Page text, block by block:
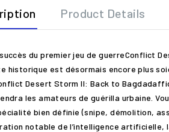
Product Details
du premier jeu de guerreConflict
historique est désormais encore plus
Desert Storm II: Back to
les amateurs de guérilla urbaine.
bien définie (snipe, démolition,
notable de l’intelligence